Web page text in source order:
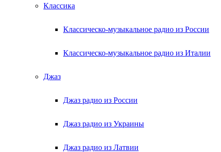
Классика
Классическо-музыкальное радио из России
Классическо-музыкальное радио из Италии
Джаз
Джаз радио из России
Джаз радио из Украины
Джаз радио из Латвии